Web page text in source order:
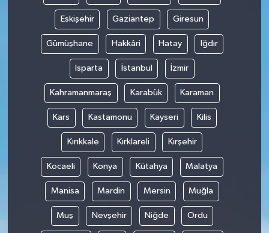
Eskişehir Gaziantep Giresun
Gümüşhane Hakkâri Hatay Iğdır
Isparta İstanbul İzmir
Kahramanmaraş Karabük Karaman
Kars Kastamonu Kayseri Kilis
Kırıkkale Kırklareli Kırşehir
Kocaeli Konya Kütahya Malatya
Manisa Mardin Mersin Muğla
Muş Nevşehir Niğde Ordu